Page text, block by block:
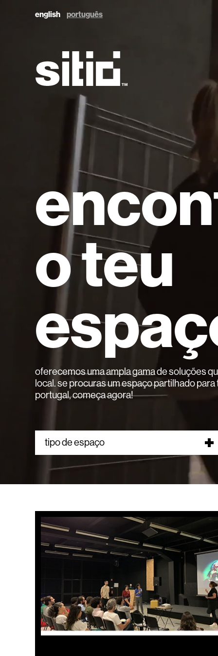
english português
sitio
o teu
oferecemos uma ampla gama de soluções
local. se procuras um espaço partilhado
portugal, começa agora!
tipo de espaço